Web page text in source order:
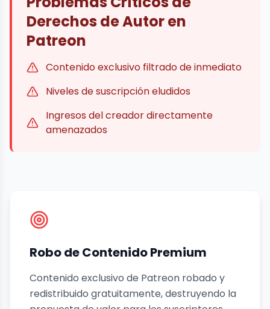
Derechos de Autor en
Patreon
Contenido exclusivo filtrado de inmediato
Niveles de suscripción eludidos
Ingresos del creador directamente
amenazados
Robo de Contenido Premium
Contenido exclusivo de Patreon robado y
redistribuido gratuitamente, destruyendo la